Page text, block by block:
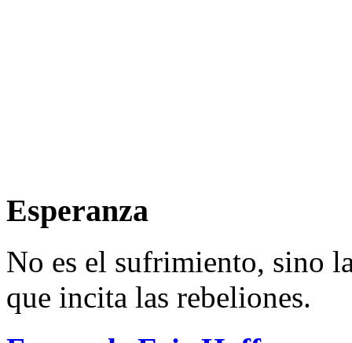
Esperanza
No es el sufrimiento, sino
que incita las rebeliones.